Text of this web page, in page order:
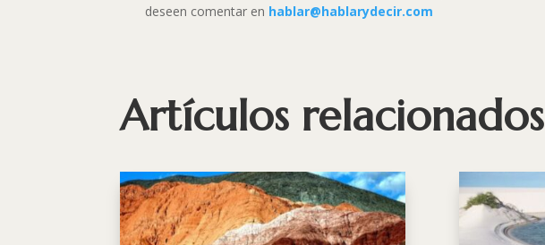
deseen comentar en hablar@hablarydecir.com
Artículos relacionados